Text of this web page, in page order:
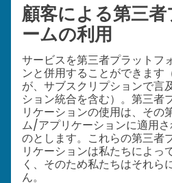
顧客による第三
ームの利用
サービスを第三者プラットフ
ンと併用することができます
が、サブスクリプションで言
ション統合を含む）。第三者
リケーションの使用は、その
ム/アプリケーションに適用
のとします。これらの第三者
リケーションは私たちによっ
く、そのため私たちはそれら
ん。